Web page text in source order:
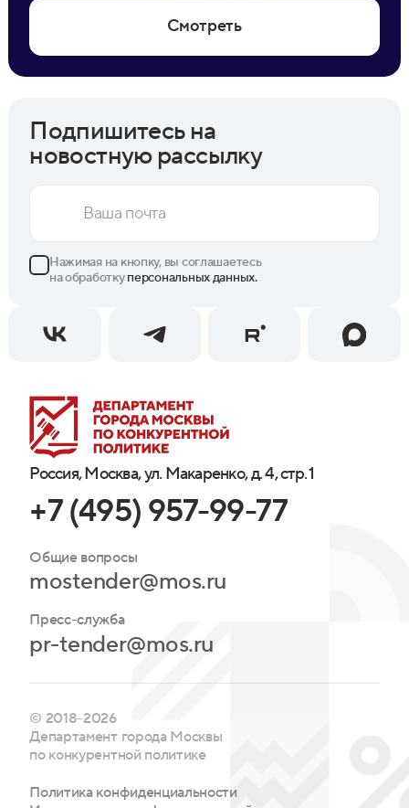
Смотреть
Россия, Москва, ул. Макаренко, д. 4, стр. 1
+7 (495) 957-99-77
Общие вопросы
mostender@mos.ru
Пресс-служба
pr-tender@mos.ru
Подпишитесь на
новостную рассылку
Нажимая на кнопку, вы соглашаетесь
на обработкуперсональных данных.
© 2018-2026
Департамент города Москвы
по конкурентной политике
Политика конфиденциальности